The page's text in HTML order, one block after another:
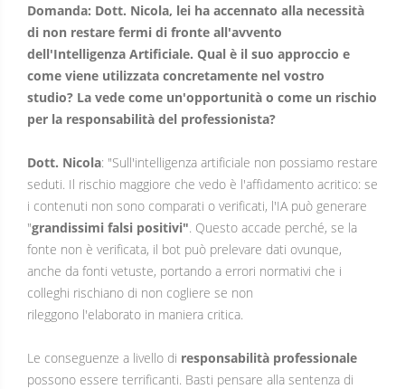
Domanda: Dott. Nicola, lei ha accennato alla necessità
di non restare fermi di fronte all'avvento
dell'Intelligenza Artificiale. Qual è il suo approccio e
come viene utilizzata concretamente nel vostro
studio? La vede come un'opportunità o come un rischio
per la responsabilità del professionista?
Dott. Nicola: "Sull'intelligenza artificiale non possiamo restare
seduti. Il rischio maggiore che vedo è l'affidamento acritico: se
i contenuti non sono comparati o verificati, l'IA può generare
"grandissimi falsi positivi". Questo accade perché, se la
fonte non è verificata, il bot può prelevare dati ovunque,
anche da fonti vetuste, portando a errori normativi che i
colleghi rischiano di non cogliere se non
rileggono l'elaborato in maniera critica.
Le conseguenze a livello di responsabilità professionale
possono essere terrificanti. Basti pensare alla sentenza di